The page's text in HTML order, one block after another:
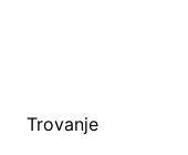
Trovanje